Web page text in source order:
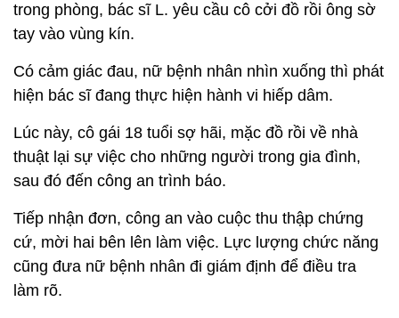
trong phòng, bác sĩ L. yêu cầu cô cởi đồ rồi ông sờ
tay vào vùng kín.
Có cảm giác đau, nữ bệnh nhân nhìn xuống thì phát
hiện bác sĩ đang thực hiện hành vi hiếp dâm.
Lúc này, cô gái 18 tuổi sợ hãi, mặc đồ rồi về nhà
thuật lại sự việc cho những người trong gia đình,
sau đó đến công an trình báo.
Tiếp nhận đơn, công an vào cuộc thu thập chứng
cứ, mời hai bên lên làm việc. Lực lượng chức năng
cũng đưa nữ bệnh nhân đi giám định để điều tra
làm rõ.